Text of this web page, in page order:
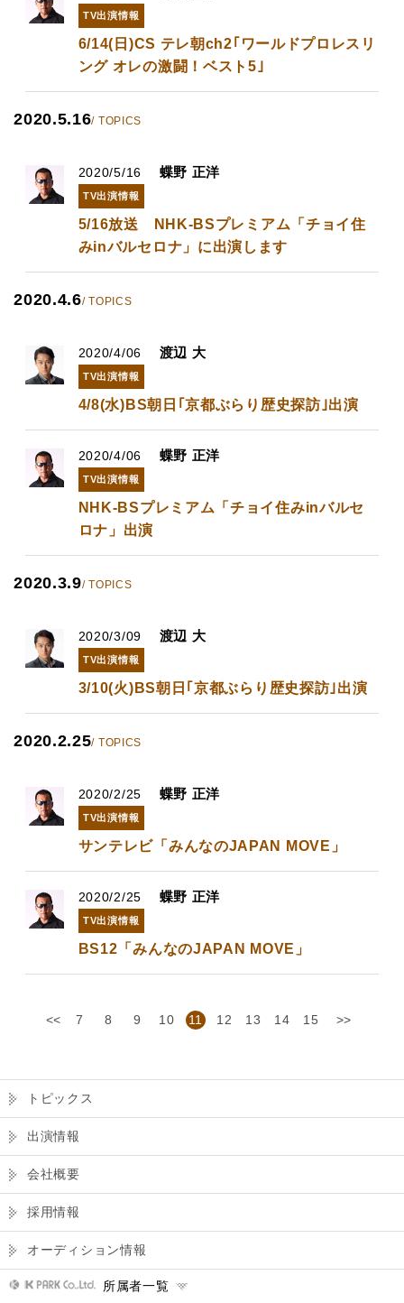
TV出演情報
6/14(日)CS テレ朝ch2｢ワールドプロレスリ
ング オレの激闘！ベスト5｣
2020.5.16/ TOPICS
2020/5/16 蝶野 正洋
TV出演情報
5/16放送 NHK-BSプレミアム「チョイ住
みinバルセロナ」に出演します
2020.4.6/ TOPICS
2020/4/06 渡辺 大
TV出演情報
4/8(水)BS朝日｢京都ぶらり歴史探訪｣出演
2020/4/06 蝶野 正洋
TV出演情報
NHK-BSプレミアム「チョイ住みinバルセ
ロナ」出演
2020.3.9/ TOPICS
2020/3/09 渡辺 大
TV出演情報
3/10(火)BS朝日｢京都ぶらり歴史探訪｣出演
2020.2.25/ TOPICS
2020/2/25 蝶野 正洋
TV出演情報
サンテレビ「みんなのJAPAN MOVE」
2020/2/25 蝶野 正洋
TV出演情報
BS12「みんなのJAPAN MOVE」
<< 7 8 9 10 11 12 13 14 15 >>
トピックス
出演情報
会社概要
採用情報
オーディション情報
所属者一覧